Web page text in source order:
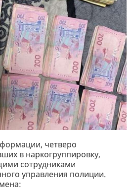
четверо
в наркогруппировку,
сотрудниками
управления полиции.